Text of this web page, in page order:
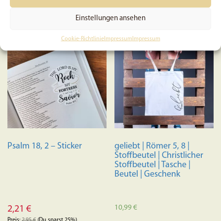
Einstellungen ansehen
Cookie-RichtlinieImpressum Impressum
In den Warenkorb In den Warenkorb
Psalm 18, 2 – Sticker
2,21 €
geliebt | Römer 5, 8 |
Stoffbeutel | Christlicher
Stoffbeutel | Tasche |
Beutel | Geschenk
10,99€